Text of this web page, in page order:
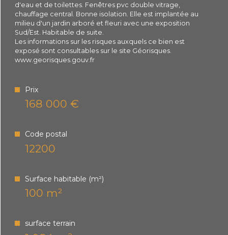
le quartier
Bilan
d'eau et de toilettes. Fenêtres pvc double vitrage,
chauffage central. Bonne isolation. Elle est implantée au
milieu d'un jardin arboré et fleuri avec une exposition
Sud/Est. Habitable de suite.
Les informations sur les risques auxquels ce bien est
exposé sont consultables sur le site Géorisques.
www.georisques.gouv.fr
Prix
168 000 €
Code postal
12200
Surface habitable (m²)
100 m²
surface terrain